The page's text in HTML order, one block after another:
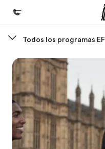
Bienvenido a EF
Programas
Ver todo lo que hacemos
Oficinas
Encontrá una oficina
Todos los programas EF